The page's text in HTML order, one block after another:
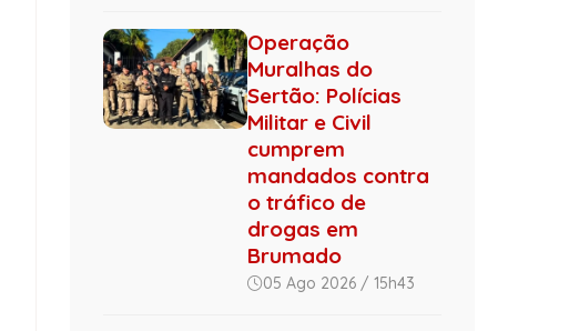
Operação
Muralhas do
Sertão: Polícias
Militar e Civil
cumprem
mandados contra
o tráfico de
drogas em
Brumado
05 Ago 2026 / 15h43